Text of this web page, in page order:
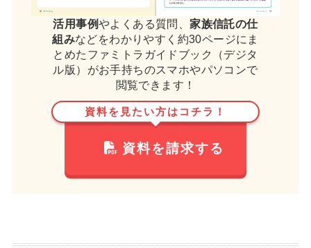
活用事例やよくある質問、家族信託の仕
組みなどをわかりやすく約30ページにま
とめたファミトラガイドブック（デジタ
ル版）がお手持ちのスマホやパソコンで
閲覧できます！
資料を見たい方はコチラ！
資料を請求する